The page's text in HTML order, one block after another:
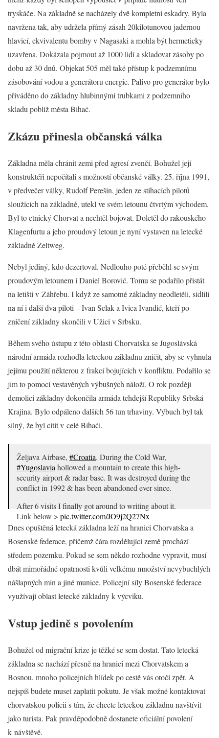
tryskáče. Na základně se nacházely dvě kompletní eskadry. Byla
navržena tak, aby udržela přímý zásah 20kilotunovou jadernou
hlavicí, ekvivalentu bomby v Nagasaki a mohla být hermeticky
uzavřena. Dokázala pojmout až 1000 lidí a skladovat zásoby po
dobu až 30 dnů. Objekat 505 měl také přístup k podzemnímu
zásobování vodou a generátoru energie. Palivo pro generátor bylo
přiváděno do základny hlubinnými trubkami z podzemního
skladu poblíž města Bihać.
Zkázu přinesla občanská válka
Základna měla chránit zemi před agresí zvenčí. Bohužel její
konstruktéři nepočítali s možností občanské války. 25. října 1991,
v předvečer války, Rudolf Perešin, jeden ze stíhacích pilotů
sloužících na základně, utekl ve svém letounu čtvrtým východem.
Byl to etnický Chorvat a nechtěl bojovat. Doletěl do rakouského
Klagenfurtu a jeho proudový letoun je nyní vystaven na letecké
základně Zeltweg.
Nebyl jediný, kdo dezertoval. Nedlouho poté přeběhl se svým
proudovým letounem i Daniel Borović. Tomu se podařilo přistát
na letišti v Záhřebu. I když ze samotné základny neodletěli, sídlili
na ní i další dva piloti – Ivan Selak a Ivica Ivandić, kteří po
zničení základny skončili v Užici v Srbsku.
Během svého ústupu z této oblasti Chorvatska se Jugoslávská
národní armáda rozhodla leteckou základnu zničit, aby se vyhnula
jejímu použití některou z frakcí bojujících v konfliktu. Podařilo se
jim to pomocí vestavěných výbušných náloží. O rok později
demolici základny dokončila armáda tehdejší Republiky Srbská
Krajina. Bylo odpáleno dalších 56 tun trhaviny. Výbuch byl tak
silný, že byl cítit v celé Bihaći.
Željava Airbase, #Croatia. During the Cold War,
#Yugoslaviahollowed a mountain to create this high-
security airport & radar base. It was destroyed during the
conflict in 1992 & has been abandoned ever since.
After 6 visits I finally got around to writing about it.
Link below > pic.twitter.com/JO9j2Q27Nx
— Darmon Richter (@DarmonRichter)
Dnes opuštěná letecká základna leží na hranici Chorvatska a
Bosenské federace, přičemž čára rozdělující země prochází
středem pozemku. Pokud se sem někdo rozhodne vypravit, musí
dbát mimořádné opatrnosti kvůli velkému množství nevybuchlých
nášlapných min a jiné munice. Policejní síly Bosenské federace
využívají oblast letecké základny k výcviku.
Vstup jedině s povolením
Bohužel od migrační krize je těžké se sem dostat. Tato letecká
základna se nachází přesně na hranici mezi Chorvatskem a
Bosnou, mnoho policejních hlídek po cestě vás otočí zpět. A
nejspíš budete muset zaplatit pokutu. Je však možné kontaktovat
chorvatskou policii s tím, že chcete leteckou základnu navštívit
jako turista. Pak pravděpodobně dostanete oficiální povolení
k návštěvě.